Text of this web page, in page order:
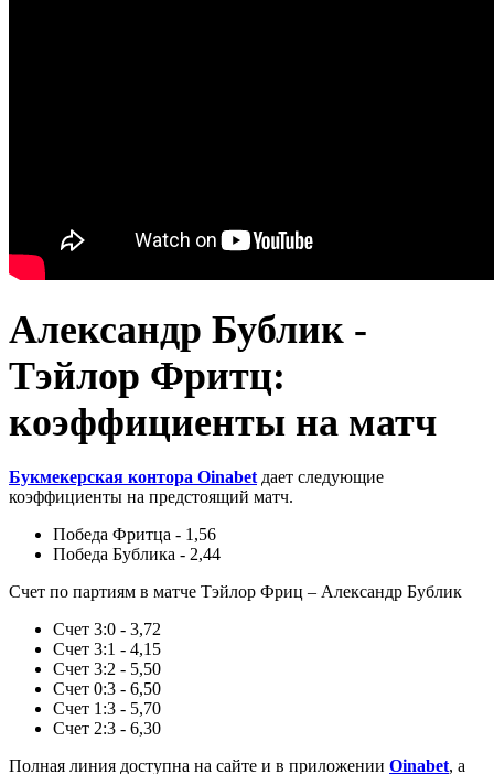
Александр Бублик -
Тэйлор Фритц:
коэффициенты на матч
Букмекерская контора Oinabet дает следующие
коэффициенты на предстоящий матч.
Победа Фритца - 1,56
Победа Бублика - 2,44
Счет по партиям в матче Тэйлор Фриц – Александр Бублик
Счет 3:0 - 3,72
Счет 3:1 - 4,15
Счет 3:2 - 5,50
Счет 0:3 - 6,50
Счет 1:3 - 5,70
Счет 2:3 - 6,30
Полная линия доступна на сайте и в приложении Oinabet, а